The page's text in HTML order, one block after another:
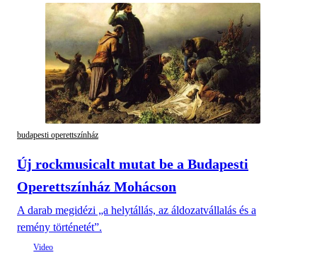
budapesti operettszínház
Új rockmusicalt mutat be a Budapesti
Operettszínház Mohácson
A darab megidézi „a helytállás, az áldozatvállalás és a
remény történetét”.